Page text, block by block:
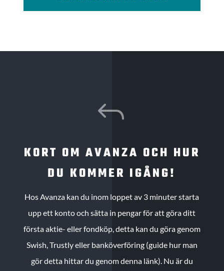
J
KORT OM AVANZA OCH HUR
DU KOMMER IGÅNG!
Hos Avanza kan du inom loppet av 3 minuter starta
upp ett konto och sätta in pengar för att göra ditt
första aktie- eller fondköp, detta kan du göra genom
Swish, Trustly eller banköverföring (guide hur man
gör detta hittar du genom denna länk). Nu är du